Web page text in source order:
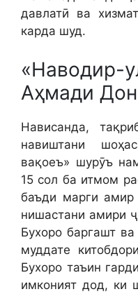
давлатӣ ва
карда шуд.
«Наводир-
Аҳмади
Нависанда,
навиштани
вақоеъ» шурӯъ
15 сол ба итмом
баъди марги
нишастани амири
Бухоро баргашт
муддате
Бухоро таъин
имконият дод, ки